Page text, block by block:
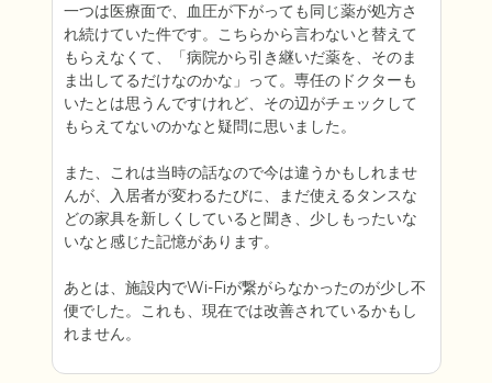
一つは医療面で、血圧が下がっても同じ薬が処方さ
れ続けていた件です。こちらから言わないと替えて
もらえなくて、「病院から引き継いだ薬を、そのま
ま出してるだけなのかな」って。専任のドクターも
いたとは思うんですけれど、その辺がチェックして
もらえてないのかなと疑問に思いました。
また、これは当時の話なので今は違うかもしれませ
んが、入居者が変わるたびに、まだ使えるタンスな
どの家具を新しくしていると聞き、少しもったいな
いなと感じた記憶があります。
あとは、施設内でWi-Fiが繋がらなかったのが少し不
便でした。これも、現在では改善されているかもし
れません。